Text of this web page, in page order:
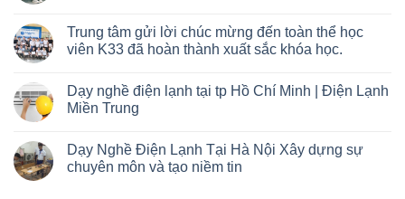
Trung tâm gửi lời chúc mừng đến toàn thể học
viên K33 đã hoàn thành xuất sắc khóa học.
Dạy nghề điện lạnh tại tp Hồ Chí Minh | Điện Lạnh
Miền Trung
Dạy Nghề Điện Lạnh Tại Hà Nội Xây dựng sự
chuyên môn và tạo niềm tin